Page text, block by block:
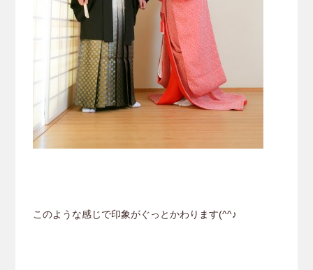
このような感じで印象がぐっとかわります(^^♪